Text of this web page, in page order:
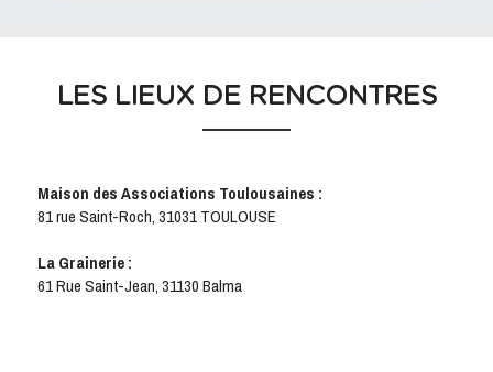
LES LIEUX DE RENCONTRES
Maison des Associations Toulousaines :
81 rue Saint-Roch, 31031 TOULOUSE
La Grainerie :
61 Rue Saint-Jean, 31130 Balma